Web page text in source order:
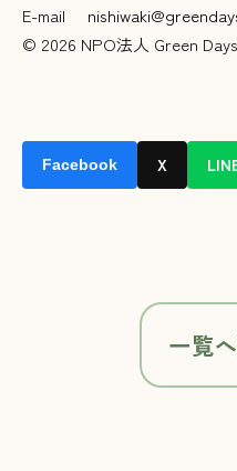
E-mail
© 2026 NPO法人 Green
Facebook X
一覧